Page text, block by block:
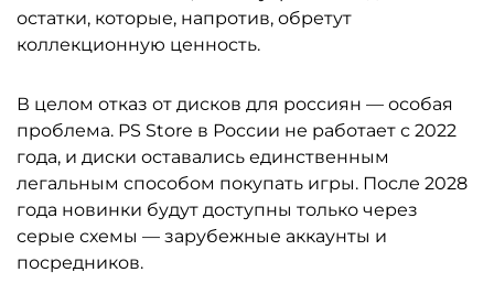
остатки, которые, напротив, обретут
коллекционную ценность.
В целом отказ от дисков для россиян — особая
проблема. PS Store в России не работает с 2022
года, и диски оставались единственным
легальным способом покупать игры. После 2028
года новинки будут доступны только через
серые схемы — зарубежные аккаунты и
посредников.